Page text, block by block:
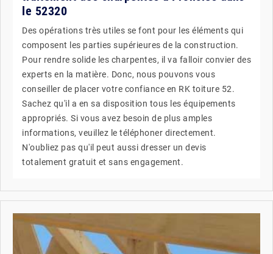
le 52320
Des opérations très utiles se font pour les éléments qui
composent les parties supérieures de la construction.
Pour rendre solide les charpentes, il va falloir convier des
experts en la matière. Donc, nous pouvons vous
conseiller de placer votre confiance en RK toiture 52.
Sachez qu'il a en sa disposition tous les équipements
appropriés. Si vous avez besoin de plus amples
informations, veuillez le téléphoner directement.
N'oubliez pas qu'il peut aussi dresser un devis
totalement gratuit et sans engagement.